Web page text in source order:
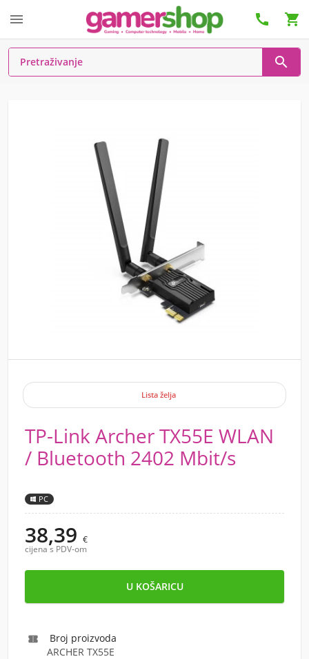
  

Lista želja
TP-Link Archer TX55E WLAN
/ Bluetooth 2402 Mbit/s
PC
38,39 €
cijena s PDV-om

Broj proizvoda
ARCHER TX55E